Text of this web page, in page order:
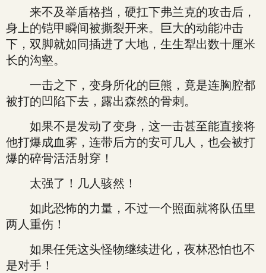
来不及举盾格挡，硬扛下弗兰克的攻击后，
身上的铠甲瞬间被撕裂开来。巨大的动能冲击
下，双脚就如同插进了大地，生生犁出数十厘米
长的沟壑。
一击之下，变身所化的巨熊，竟是连胸腔都
被打的凹陷下去，露出森然的骨刺。
如果不是发动了变身，这一击甚至能直接将
他打爆成血雾，连带后方的安可几人，也会被打
爆的碎骨活活射穿！
太强了！几人骇然！
如此恐怖的力量，不过一个照面就将队伍里
两人重伤！
如果任凭这头怪物继续进化，夜林恐怕也不
是对手！